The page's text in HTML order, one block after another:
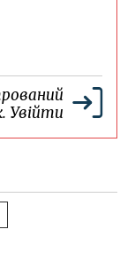
Увійти